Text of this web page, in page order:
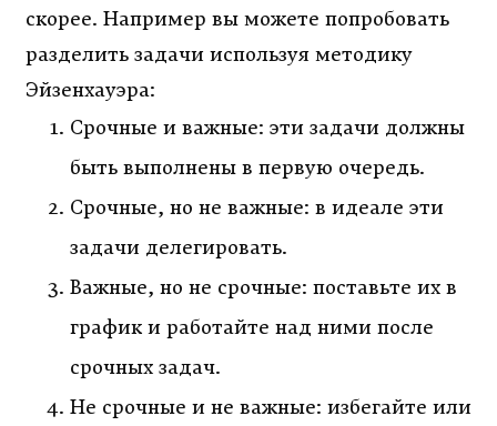
скорее. Например вы можете попробовать
разделить задачи используя методику
Эйзенхауэра:
Срочные и важные: эти задачи должны
быть выполнены в первую очередь.
Срочные, но не важные: в идеале эти
задачи делегировать.
Важные, но не срочные: поставьте их в
график и работайте над ними после
срочных задач.
Не срочные и не важные: избегайте или